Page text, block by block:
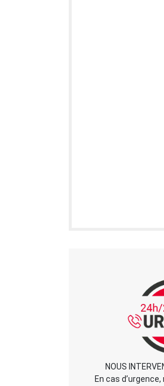
NOUS
En cas